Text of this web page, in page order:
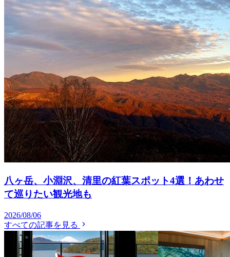
八ヶ岳、小淵沢、清里の紅葉スポット4選！あわせ
て巡りたい観光地も
2026/08/06
すべての記事を見る